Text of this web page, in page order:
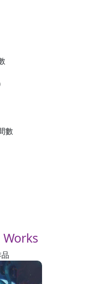
數
Works